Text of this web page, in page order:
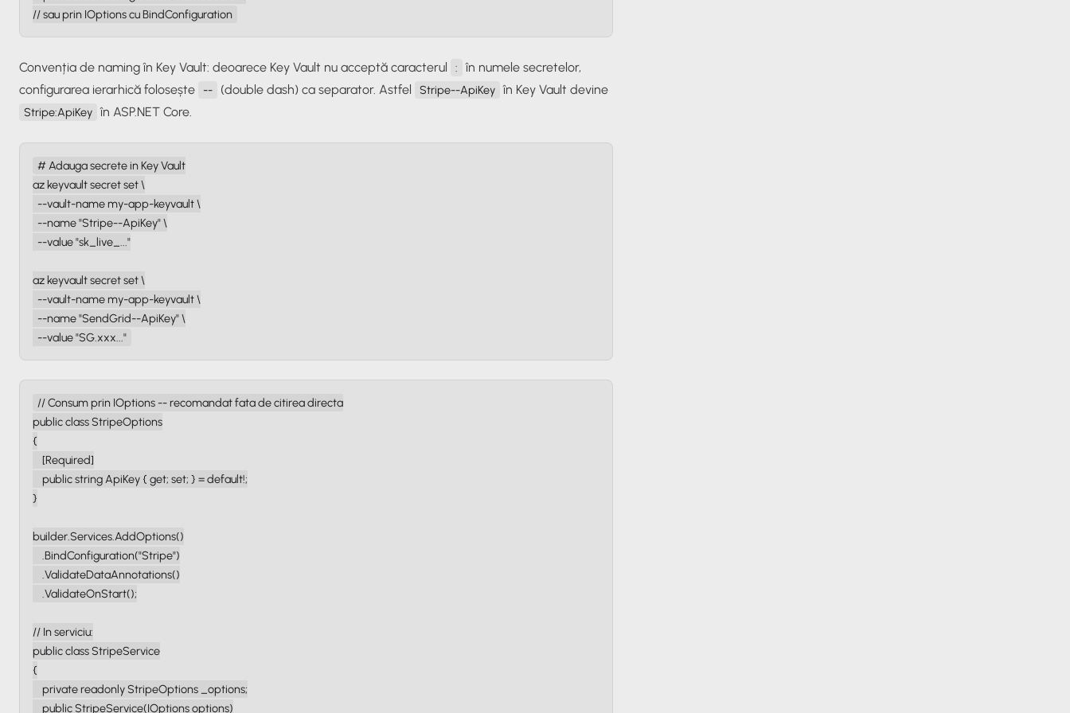
// sau prin IOptions cu BindConfiguration
Convenția de naming în Key Vault: deoarece Key Vault nu acceptă caracterul : în numele secretelor,
configurarea ierarhică folosește -- (double dash) ca separator. Astfel Stripe--ApiKey în Key Vault devine
Stripe:ApiKey în ASP.NET Core.
# Adauga secrete in Key Vault
az keyvault secret set \
  --vault-name my-app-keyvault \
  --name "Stripe--ApiKey" \
  --value "sk_live_..."
az keyvault secret set \
  --vault-name my-app-keyvault \
  --name "SendGrid--ApiKey" \
  --value "SG.xxx..."
// Consum prin IOptions -- recomandat fata de citirea directa
public class StripeOptions
{
    [Required]
    public string ApiKey { get; set; } = default!;
}
builder.Services.AddOptions()
    .BindConfiguration("Stripe")
    .ValidateDataAnnotations()
    .ValidateOnStart();
// In serviciu:
public class StripeService
{
    private readonly StripeOptions _options;
    public StripeService(IOptions options)